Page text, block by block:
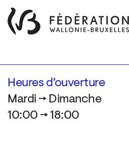
Heures d’ouverture
Mardi → Dimanche
10:00 → 18:00